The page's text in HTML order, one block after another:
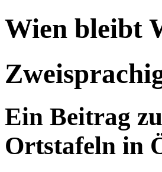
Wien bleibt
Ein Beitrag
Ortstafeln in